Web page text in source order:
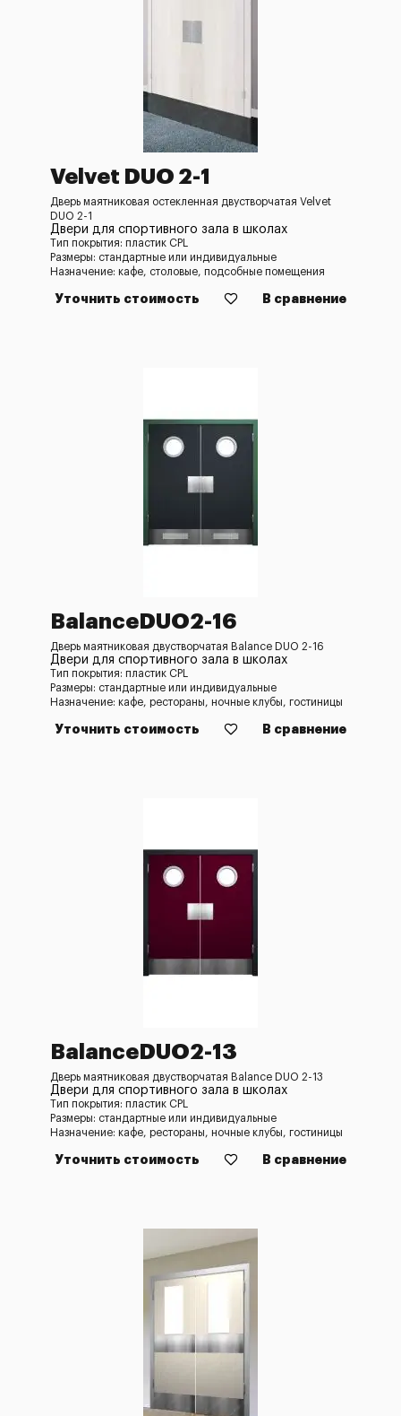
Velvet DUO 2-1
Дверь маятниковая остекленная двустворчатая Velvet
DUO 2-1
Двери для спортивного зала в школах
Тип покрытия: пластик CPL
Размеры: стандартные или индивидуальные
Назначение: кафе, столовые, подсобные помещения
Уточнить стоимость В сравнение
BalanceDUO2-16
Дверь маятниковая двустворчатая Balance DUO 2-16
Двери для спортивного зала в школах
Тип покрытия: пластик CPL
Размеры: стандартные или индивидуальные
Назначение: кафе, рестораны, ночные клубы, гостиницы
Уточнить стоимость В сравнение
BalanceDUO2-13
Дверь маятниковая двустворчатая Balance DUO 2-13
Двери для спортивного зала в школах
Тип покрытия: пластик CPL
Размеры: стандартные или индивидуальные
Назначение: кафе, рестораны, ночные клубы, гостиницы
Уточнить стоимость В сравнение